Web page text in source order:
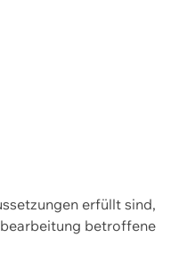
erfüllt sind,
betroffene